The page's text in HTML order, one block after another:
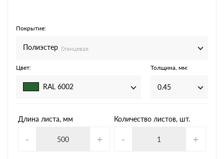
Покрытие:
Полиэстер Глянцевая
Цвет:
RAL 6002
Толщина, мм:
0.45
Длина листа, мм
- +
Количество листов, шт.
- +